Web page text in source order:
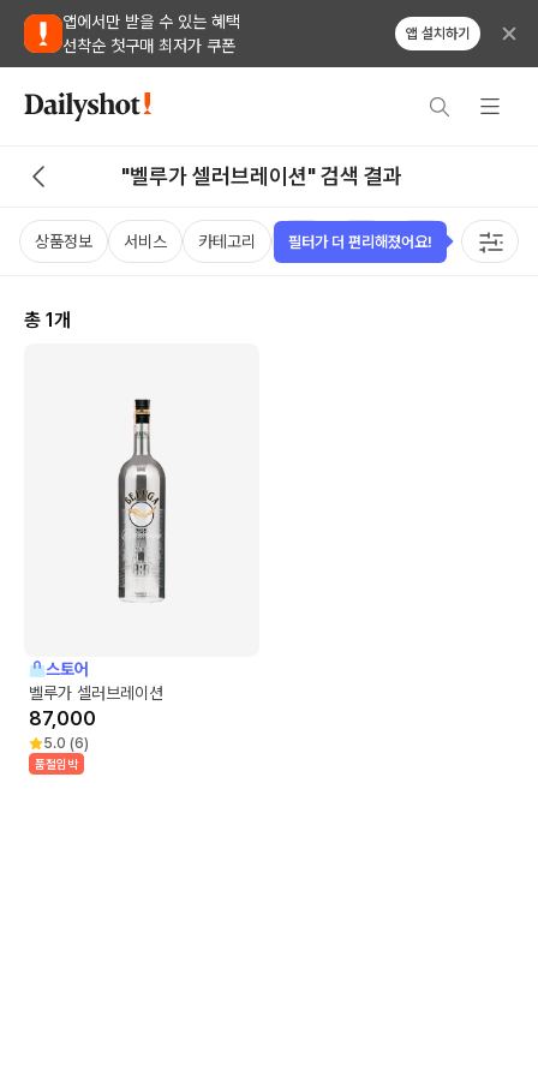
앱에서만 받을 수 있는 혜택
선착순 첫구매 최저가 쿠폰
앱 설치하기
"벨루가 셀러브레이션" 검색 결과
상품정보 서비스 카테고리 가격 국가 용량 태그
총 1개
스토어
벨루가 셀러브레이션
87,000
5.0 (6)
품절임박
필터가 더 편리해졌어요!